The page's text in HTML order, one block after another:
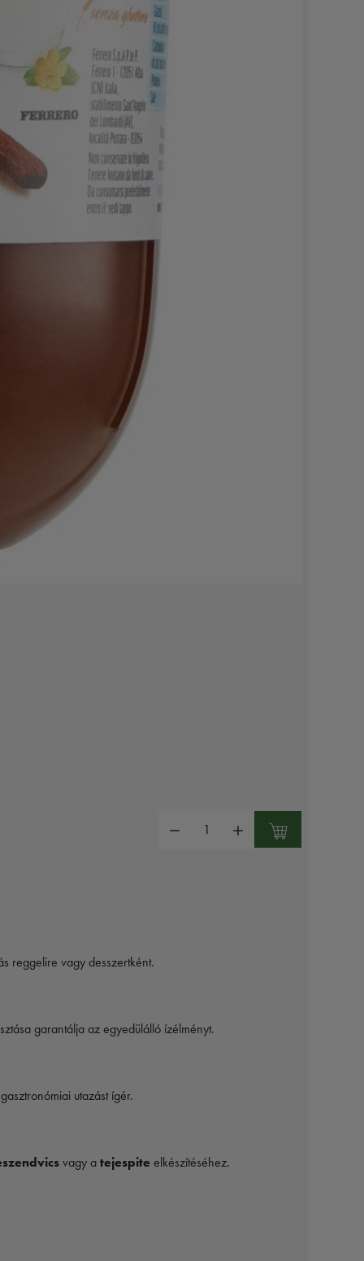
reggelire vagy desszertként.
garantálja az egyedülálló ízélményt.
utazást ígér.
vagy a tejespite elkészítéséhez.